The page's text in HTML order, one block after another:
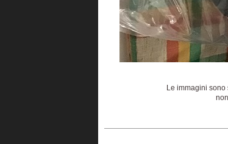
Le immagini